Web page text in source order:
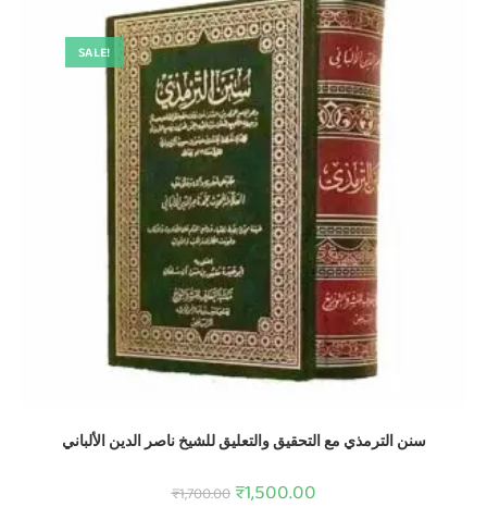
SALE!
سنن الترمذي مع التحقيق والتعليق للشيخ ناصر الدين الألباني
₹1,700.00 ₹1,500.00